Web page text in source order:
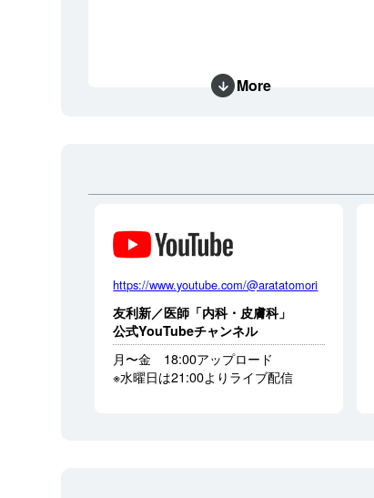
More
https://www.youtube.com/@aratatomori
友利新／医師「内科・皮膚科」
公式YouTubeチャンネル
月〜金 18:00アップロード
※水曜日は21:00よりライブ配信